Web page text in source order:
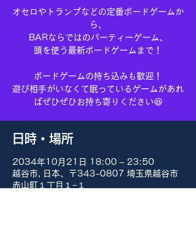
オセロやトランプなどの定番ボードゲームか
ら、
BARならではのパーティーゲーム、
頭を使う最新ボードゲームまで！
ボードゲームの持ち込みも歓迎！
遊び相手がいなくて眠っているゲームがあれ
ばぜひぜひお持ち寄りください😆
日時・場所
2034年10月21日 18:00 – 23:50
越谷市, 日本、〒343-0807 埼玉県越谷市
赤山町１丁目１−１